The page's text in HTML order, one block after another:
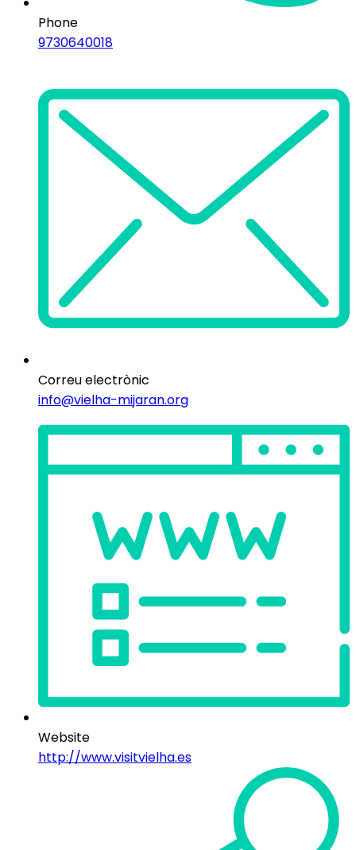
Phone
9730640018
Correu electrònic
info@vielha-mijaran.org
Website
http://www.visitvielha.es